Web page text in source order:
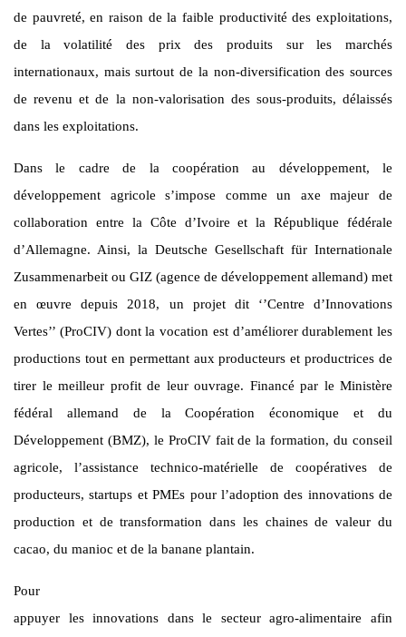
de pauvreté, en raison de la faible productivité des exploitations,
de la volatilité des prix des produits sur les marchés
internationaux, mais surtout de la non-diversification des sources
de revenu et de la non-valorisation des sous-produits, délaissés
dans les exploitations.
Dans le cadre de la coopération au développement, le
développement agricole s’impose comme un axe majeur de
collaboration entre la Côte d’Ivoire et la République fédérale
d’Allemagne. Ainsi, la Deutsche Gesellschaft für Internationale
Zusammenarbeit ou GIZ (agence de développement allemand) met
en œuvre depuis 2018, un projet dit ‘’Centre d’Innovations
Vertes’’ (ProCIV) dont la vocation est d’améliorer durablement les
productions tout en permettant aux producteurs et productrices de
tirer le meilleur profit de leur ouvrage. Financé par le Ministère
fédéral allemand de la Coopération économique et du
Développement (BMZ), le ProCIV fait de la formation, du conseil
agricole, l’assistance technico-matérielle de coopératives de
producteurs, startups et PMEs pour l’adoption des innovations de
production et de transformation dans les chaines de valeur du
cacao, du manioc et de la banane plantain.
Pour
appuyer les innovations dans le secteur agro-alimentaire afin